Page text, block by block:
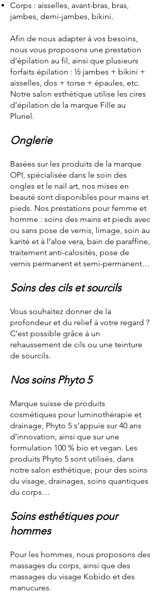
Corps : aisselles, avant-bras, bras,
jambes, demi-jambes, bikini.
Afin de nous adapter à vos besoins,
nous vous proposons une prestation
d’épilation au fil, ainsi que plusieurs
forfaits épilation : ½ jambes + bikini +
aisselles, dos + torse + épaules, etc.
Notre salon esthétique utilise les cires
d’épilation de la marque Fille au
Pluriel.
Onglerie
Basées sur les produits de la marque
OPI, spécialisée dans le soin des
ongles et le nail art, nos mises en
beauté sont disponibles pour mains et
pieds. Nos prestations pour femme et
homme : soins des mains et pieds avec
ou sans pose de vernis, limage, soin au
karité et à l’aloe vera, bain de paraffine,
traitement anti-calosités, pose de
vernis permanent et semi-permanent…
Soins des cils et sourcils
Vous souhaitez donner de la
profondeur et du relief à votre regard ?
C’est possible grâce à un
rehaussement de cils ou une teinture
de sourcils.
Nos soins Phyto 5
Marque suisse de produits
cosmétiques pour luminothérapie et
drainage, Phyto 5 s’appuie sur 40 ans
d’innovation, ainsi que sur une
formulation 100 % bio et vegan. Les
produits Phyto 5 sont utilisés, dans
notre salon esthétique, pour des soins
du visage, drainages, soins quantiques
du corps…
Soins esthétiques pour
hommes
Pour les hommes, nous proposons des
massages du corps, ainsi que des
massages du visage Kobido et des
manucures.